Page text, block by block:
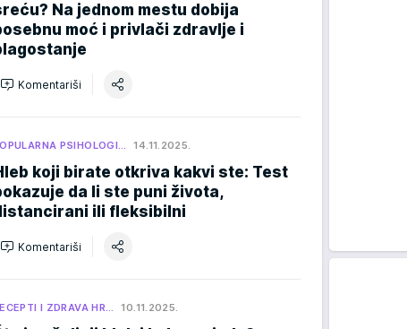
Na jednom mestu dobija
moć i privlači zdravlje i
Komentariši
PSIHOLOGI… 14.11.2025.
koji birate otkriva kakvi ste: Test
da li ste puni života,
ili fleksibilni
Komentariši
I ZDRAVA HR… 10.11.2025.